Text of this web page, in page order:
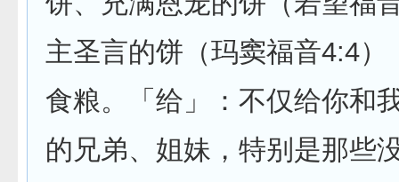
主圣言的饼（玛窦福音4:4）
食粮。「给」：不仅给你和
的兄弟、姐妹，特别是那些